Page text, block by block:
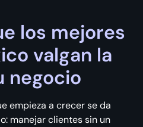
los mejores
valgan la
negocio
empieza a crecer se da
manejar clientes sin un